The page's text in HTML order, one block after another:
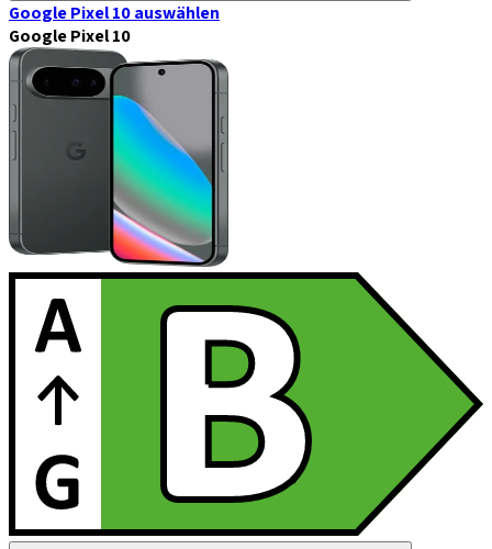
Google Pixel 10auswählen
Google Pixel 10